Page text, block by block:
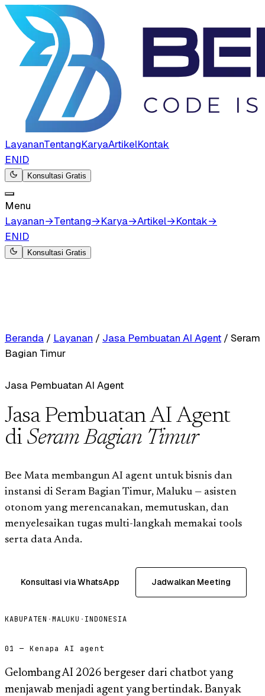
LayananTentangKaryaArtikelKontak
ENID
Konsultasi Gratis
Menu
Layanan→Tentang→Karya→Artikel→Kontak→
ENID
Konsultasi Gratis
Beranda / Layanan / Jasa Pembuatan AI Agent / Seram
Bagian Timur
Jasa Pembuatan AI Agent
Jasa Pembuatan AI Agent
di Seram Bagian Timur
Bee Mata membangun AI agent untuk bisnis dan
instansi di Seram Bagian Timur, Maluku — asisten
otonom yang merencanakan, memutuskan, dan
menyelesaikan tugas multi-langkah memakai tools
serta data Anda.
Konsultasi via WhatsApp Jadwalkan Meeting
KABUPATEN ·MALUKU · INDONESIA
01 — Kenapa AI agent
Gelombang AI 2026 bergeser dari chatbot yang
menjawab menjadi agent yang bertindak. Banyak